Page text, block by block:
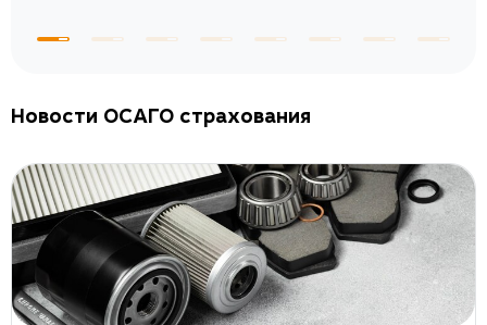
Новости ОСАГО страхования